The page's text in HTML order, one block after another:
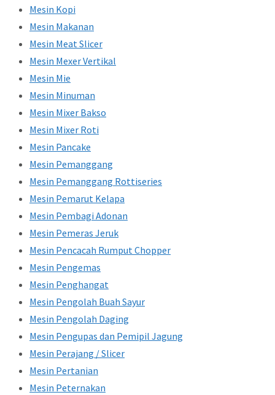
Mesin Kopi
Mesin Makanan
Mesin Meat Slicer
Mesin Mexer Vertikal
Mesin Mie
Mesin Minuman
Mesin Mixer Bakso
Mesin Mixer Roti
Mesin Pancake
Mesin Pemanggang
Mesin Pemanggang Rottiseries
Mesin Pemarut Kelapa
Mesin Pembagi Adonan
Mesin Pemeras Jeruk
Mesin Pencacah Rumput Chopper
Mesin Pengemas
Mesin Penghangat
Mesin Pengolah Buah Sayur
Mesin Pengolah Daging
Mesin Pengupas dan Pemipil Jagung
Mesin Perajang / Slicer
Mesin Pertanian
Mesin Peternakan